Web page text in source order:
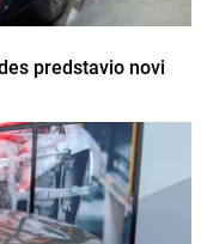
predstavio novi